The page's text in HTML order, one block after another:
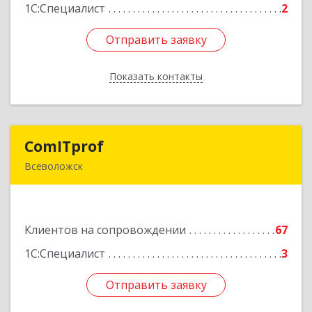
1С:Специалист 2
Отправить заявку
Показать контакты
Отправить заявку
Назад
ComITprof
Всеволожск
Клиентов на сопровождении
67
1С:Специалист
3
Отправить заявку
Подробнее
Отправить заявку